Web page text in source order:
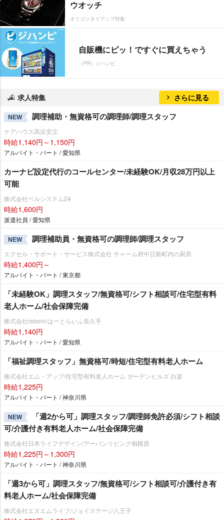
ウオッチ
オリコンタイアップ特集
自販機にピッ！ですぐに買えちゃう
（PR）ジハンピ
求人特集 さらに見る
NEW 調理補助・無資格可の調理師/調理スタッフ
ケアハウス高浜安立
時給1,140円～1,150円
アルバイト・パート / 愛知県
カーナビ設定代行のコールセンター/未経験OK/月収28万円以上
可能
株式会社ベルシステム24
時給1,600円
派遣社員 / 愛知県
NEW 調理補助員・無資格可の調理師/調理スタッフ
エクセル・サポート・サービス株式会社 チャーム府中日新町内の厨房
時給1,400円～
アルバイト・パート / 東京都
「未経験OK」調理スタッフ/無資格可/シフト相談可/住宅型有料
老人ホーム/社会保障完備
株式会社reborn/はーとらいふ長久手
時給1,140円
アルバイト・パート / 愛知県
「福祉調理スタッフ」無資格可/時短/住宅型有料老人ホーム
株式会社エム・アップ/住宅型有料老人ホーム ガーデンヒルズ 白楽
時給1,225円
アルバイト・パート / 神奈川県
NEW
「週2から可」調理スタッフ/調理師免許必須/シフト相談
可/介護付き有料老人ホーム/社会保障完備
株式会社日本ライフデザイン/アーバンリビング相模原
時給1,225円～1,300円
アルバイト・パート / 神奈川県
「週3から可」調理スタッフ/無資格可/シフト相談可/介護付き有
料老人ホーム/社会保障完備
株式会社エヌエムライフ/ジョイステージ八王子